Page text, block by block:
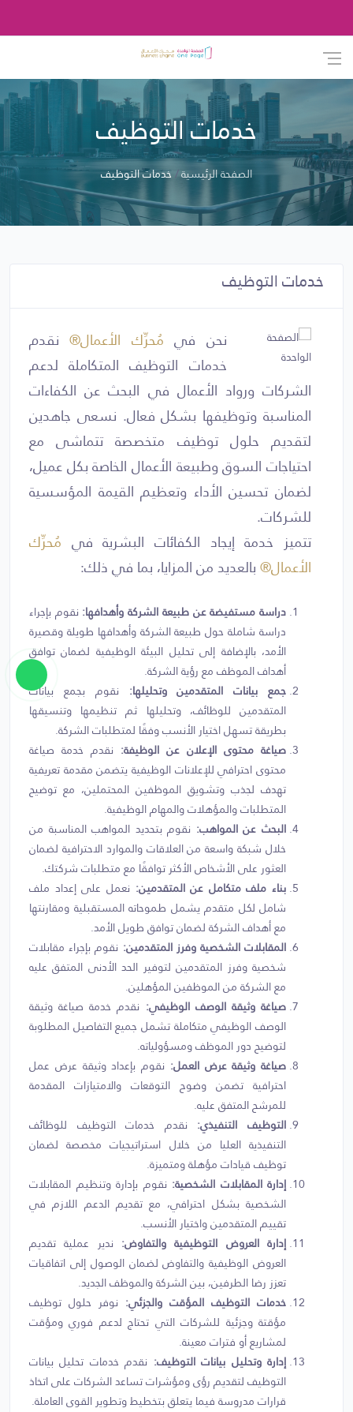
خدمات التوظيف
الصفحة الرئيسية خدمات التوظيف
خدمات التوظيف
نحن في مُحرِّك الأعمال®نقدم
خدمات التوظيف المتكاملة لدعم
الشركات ورواد الأعمال في البحث عن الكفاءات
المناسبة وتوظيفها بشكل فعال. نسعى جاهدين
لتقديم حلول توظيف متخصصة تتماشى مع
احتياجات السوق وطبيعة الأعمال الخاصة بكل عميل،
لضمان تحسين الأداء وتعظيم القيمة المؤسسية
للشركات.
تتميز خدمة إيجاد الكفائات البشرية في مُحرِّك
الأعمال®بالعديد من المزايا، بما في ذلك:
دراسة مستفيضة عن طبيعة الشركة وأهدافها: نقوم بإجراء
دراسة شاملة حول طبيعة الشركة وأهدافها طويلة وقصيرة
الأمد، بالإضافة إلى تحليل البيئة الوظيفية لضمان توافق
أهداف الموظف مع رؤية الشركة.
جمع بيانات المتقدمين وتحليلها: نقوم بجمع بيانات
المتقدمين للوظائف، وتحليلها ثم تنظيمها وتنسيقها
بطريقة تسهل اختيار الأنسب وفقًا لمتطلبات الشركة.
صياغة محتوى الإعلان عن الوظيفة: نقدم خدمة صياغة
محتوى احترافي للإعلانات الوظيفية يتضمن مقدمة تعريفية
تهدف لجذب وتشويق الموظفين المحتملين، مع توضيح
المتطلبات والمؤهلات والمهام الوظيفية.
البحث عن المواهب: نقوم بتحديد المواهب المناسبة من
خلال شبكة واسعة من العلاقات والموارد الاحترافية لضمان
العثور على الأشخاص الأكثر توافقًا مع متطلبات شركتك.
بناء ملف متكامل عن المتقدمين: نعمل على إعداد ملف
شامل لكل متقدم يشمل طموحاته المستقبلية ومقارنتها
مع أهداف الشركة لضمان توافق طويل الأمد.
المقابلات الشخصية وفرز المتقدمين: نقوم بإجراء مقابلات
شخصية وفرز المتقدمين لتوفير الحد الأدنى المتفق عليه
مع الشركة من الموظفين المؤهلين.
صياغة وثيقة الوصف الوظيفي: نقدم خدمة صياغة وثيقة
الوصف الوظيفي متكاملة تشمل جميع التفاصيل المطلوبة
لتوضيح دور الموظف ومسؤولياته.
صياغة وثيقة عرض العمل: نقوم بإعداد وثيقة عرض عمل
احترافية تضمن وضوح التوقعات والامتيازات المقدمة
للمرشح المتفق عليه.
التوظيف التنفيذي: نقدم خدمات التوظيف للوظائف
التنفيذية العليا من خلال استراتيجيات مخصصة لضمان
توظيف قيادات مؤهلة ومتميزة.
إدارة المقابلات الشخصية: نقوم بإدارة وتنظيم المقابلات
الشخصية بشكل احترافي، مع تقديم الدعم اللازم في
تقييم المتقدمين واختيار الأنسب.
إدارة العروض التوظيفية والتفاوض: ندير عملية تقديم
العروض الوظيفية والتفاوض لضمان الوصول إلى اتفاقيات
تعزز رضا الطرفين، بين الشركة والموظف الجديد.
خدمات التوظيف المؤقت والجزئي: نوفر حلول توظيف
مؤقتة وجزئية للشركات التي تحتاج لدعم فوري ومؤقت
لمشاريع أو فترات معينة.
إدارة وتحليل بيانات التوظيف: نقدم خدمات تحليل بيانات
التوظيف لتقديم رؤى ومؤشرات تساعد الشركات على اتخاذ
قرارات مدروسة فيما يتعلق بتخطيط وتطوير القوى العاملة.